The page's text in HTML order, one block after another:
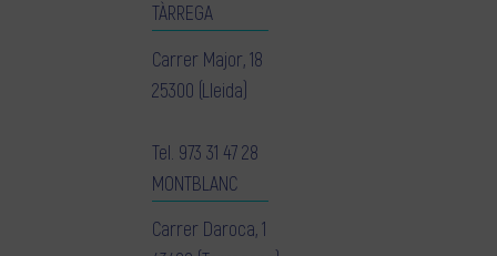
TÀRREGA
Carrer Major, 18
25300 (Lleida)
Tel. 973 31 47 28
MONTBLANC
Carrer Daroca, 1